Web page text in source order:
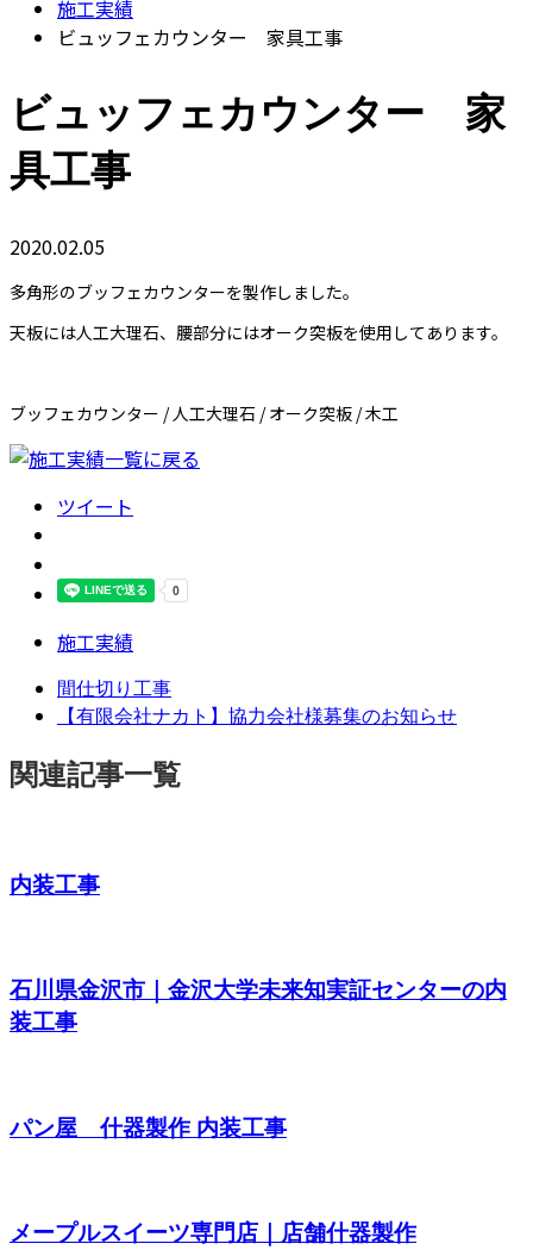
施工実績
ビュッフェカウンター 家具工事
ビュッフェカウンター 家
具工事
2020.02.05
多角形のブッフェカウンターを製作しました。
天板には人工大理石、腰部分にはオーク突板を使用してあります。
ブッフェカウンター / 人工大理石 / オーク突板 / 木工
ツイート
施工実績
間仕切り工事
【有限会社ナカト】協力会社様募集のお知らせ
関連記事一覧
内装工事
石川県金沢市｜金沢大学未来知実証センターの内
装工事
パン屋 什器製作 内装工事
メープルスイーツ専門店｜店舗什器製作